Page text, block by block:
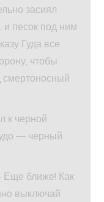
засиял
и песок под ним
Гуда все
чтобы
смертоносный
к черной
— черный
ближе! Как
выключай